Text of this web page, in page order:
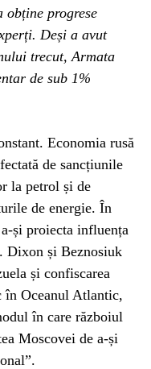
obține progrese
Deși a avut
trecut, Armata
de sub 1%
Economia rusă
de sancțiunile
la petrol și de
de energie. În
și proiecta influența
Dixon și Beznosiuk
și confiscarea
în Oceanul Atlantic,
în care războiul
Moscovei de a-și